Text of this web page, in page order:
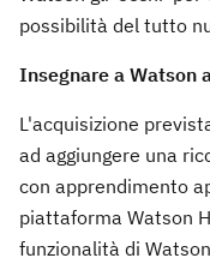
possibilità del tutto
Insegnare a Watson
L'acquisizione
ad aggiungere una
con apprendimento
piattaforma Watson
funzionalità di